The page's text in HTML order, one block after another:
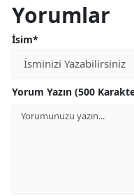
Yorumlar
İsim*
Yorum Yazın (500